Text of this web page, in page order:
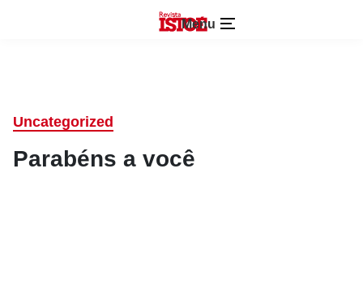
Menu
Uncategorized
Parabéns a você